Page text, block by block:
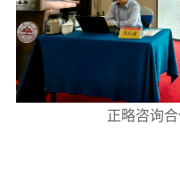
正略咨询